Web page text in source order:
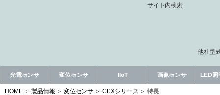
サイト内検索
他社型
光電センサ 変位センサ IIoT 画像センサ LED照
HOME 製品情報 変位センサ CDXシリーズ 特長